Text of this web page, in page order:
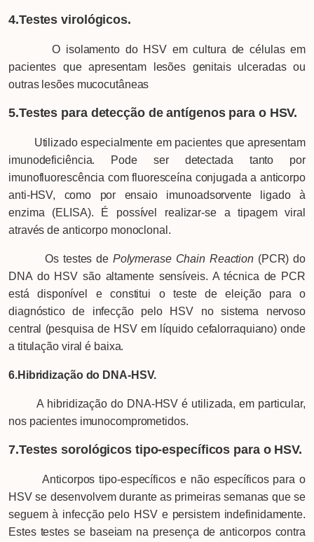
4.Testes virológicos.
O isolamento do HSV em cultura de células em
pacientes que apresentam lesões genitais ulceradas ou
outras lesões mucocutâneas
5.Testes para detecção de antígenos para o HSV.
Utilizado especialmente em pacientes que apresentam
imunodeficiência. Pode ser detectada tanto por
imunofluorescência com fluoresceína conjugada a anticorpo
anti-HSV, como por ensaio imunoadsorvente ligado à
enzima (ELISA). É possível realizar-se a tipagem viral
através de anticorpo monoclonal.
Os testes de Polymerase Chain Reaction (PCR) do
DNA do HSV são altamente sensíveis. A técnica de PCR
está disponível e constitui o teste de eleição para o
diagnóstico de infecção pelo HSV no sistema nervoso
central (pesquisa de HSV em líquido cefalorraquiano) onde
a titulação viral é baixa.
6.Hibridização do DNA-HSV.
A hibridização do DNA-HSV é utilizada, em particular,
nos pacientes imunocomprometidos.
7.Testes sorológicos tipo-específicos para o HSV.
Anticorpos tipo-específicos e não específicos para o
HSV se desenvolvem durante as primeiras semanas que se
seguem à infecção pelo HSV e persistem indefinidamente.
Estes testes se baseiam na presença de anticorpos contra